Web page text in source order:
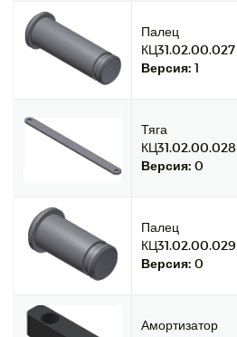
Палец
КЦ31.02.00.027
Версия: 1
Тяга
КЦ31.02.00.028
Версия: 0
Палец
КЦ31.02.00.029
Версия: 0
Амортизатор